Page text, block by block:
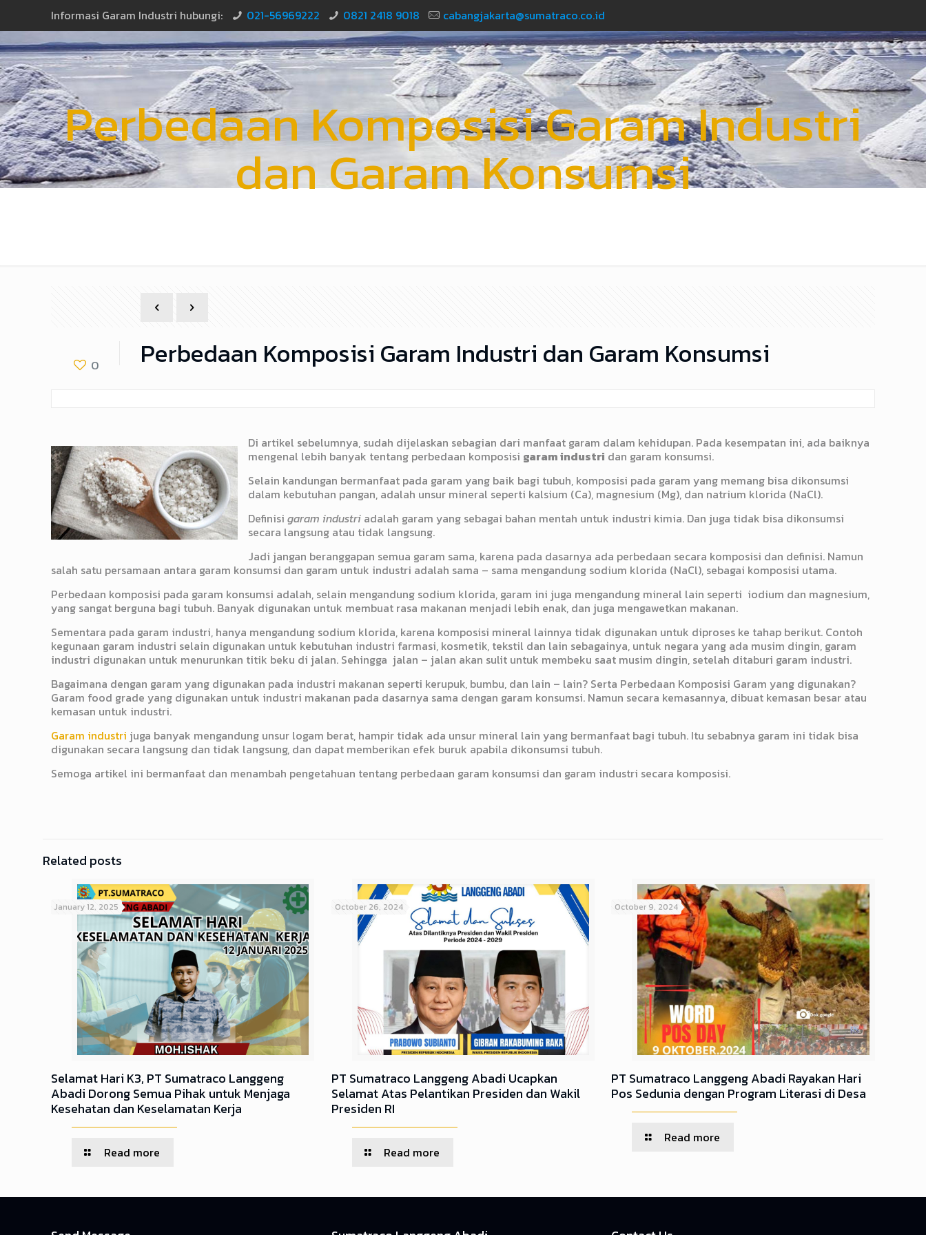
Informasi Garam Industri hubungi: 021-56969222 0821 2418 9018 cabangjakarta@sumatraco.co.id
Perbedaan Komposisi Garam Industri
dan Garam Konsumsi
0 Perbedaan Komposisi Garam Industri dan Garam Konsumsi
Di artikel sebelumnya, sudah dijelaskan sebagian dari manfaat garam dalam kehidupan. Pada kesempatan ini, ada baiknya
mengenal lebih banyak tentang perbedaan komposisi garam industri dan garam konsumsi.
Selain kandungan bermanfaat pada garam yang baik bagi tubuh, komposisi pada garam yang memang bisa dikonsumsi
dalam kebutuhan pangan, adalah unsur mineral seperti kalsium (Ca), magnesium (Mg), dan natrium klorida (NaCl).
Definisigaram industri adalah garam yang sebagai bahan mentah untuk industri kimia. Dan juga tidak bisa dikonsumsi
secara langsung atau tidak langsung.
Jadi jangan beranggapan semua garam sama, karena pada dasarnya ada perbedaan secara komposisi dan definisi. Namun
salah satu persamaan antara garam konsumsi dan garam untuk industri adalah sama – sama mengandung sodium klorida (NaCl), sebagai komposisi utama.
Perbedaan komposisi pada garam konsumsi adalah, selain mengandung sodium klorida, garam ini juga mengandung mineral lain seperti iodium dan magnesium,
yang sangat berguna bagi tubuh. Banyak digunakan untuk membuat rasa makanan menjadi lebih enak, dan juga mengawetkan makanan.
Sementara pada garam industri, hanya mengandung sodium klorida, karena komposisi mineral lainnya tidak digunakan untuk diproses ke tahap berikut. Contoh
kegunaan garam industri selain digunakan untuk kebutuhan industri farmasi, kosmetik, tekstil dan lain sebagainya, untuk negara yang ada musim dingin, garam
industri digunakan untuk menurunkan titik beku di jalan. Sehingga jalan – jalan akan sulit untuk membeku saat musim dingin, setelah ditaburi garam industri.
Bagaimana dengan garam yang digunakan pada industri makanan seperti kerupuk, bumbu, dan lain – lain? Serta Perbedaan Komposisi Garam yang digunakan?
Garam food grade yang digunakan untuk industri makanan pada dasarnya sama dengan garam konsumsi. Namun secara kemasannya, dibuat kemasan besar atau
kemasan untuk industri.
Garam industri juga banyak mengandung unsur logam berat, hampir tidak ada unsur mineral lain yang bermanfaat bagi tubuh. Itu sebabnya garam ini tidak bisa
digunakan secara langsung dan tidak langsung, dan dapat memberikan efek buruk apabila dikonsumsi tubuh.
Semoga artikel ini bermanfaat dan menambah pengetahuan tentang perbedaan garam konsumsi dan garam industri secara komposisi.
Related posts
January 12, 2025
Selamat Hari K3, PT Sumatraco Langgeng
Abadi Dorong Semua Pihak untuk Menjaga
Kesehatan dan Keselamatan Kerja
Read more
October 26, 2024
PT Sumatraco Langgeng Abadi Ucapkan
Selamat Atas Pelantikan Presiden dan Wakil
Presiden RI
Read more
October 9, 2024
PT Sumatraco Langgeng Abadi Rayakan Hari
Pos Sedunia dengan Program Literasi di Desa
Read more